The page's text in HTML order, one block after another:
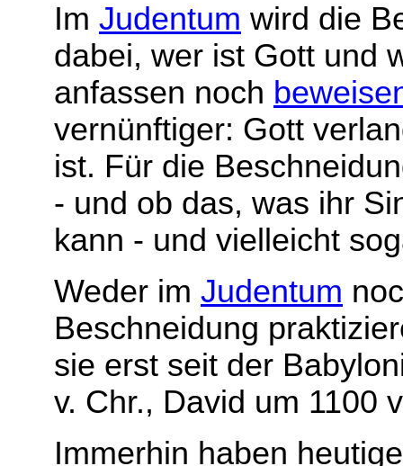
Im Judentum wird die
dabei, wer ist Gott und
anfassen noch
vernünftiger: Gott
ist. Für die
- und ob das, was ihr
kann - und vielleicht
Weder im Judentum
Beschneidung
sie erst seit der
v. Chr., David um 1100
Immerhin haben